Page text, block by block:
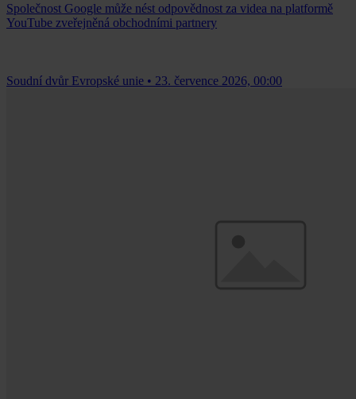
Společnost Google může nést odpovědnost za videa na platformě
YouTube zveřejněná obchodními partnery
Soudní dvůr Evropské unie • 23. července 2026, 00:00